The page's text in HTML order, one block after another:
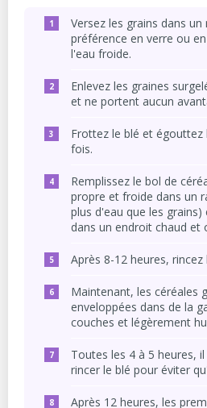
Versez les grains dans un
préférence en verre ou
l'eau froide.
Enlevez les graines
et ne portent aucun
Frottez le blé et égouttez
fois.
Remplissez le bol de
propre et froide dans un
plus d'eau que les
dans un endroit chaud et
Après 8-12 heures, rincez
Maintenant, les céréales
enveloppées dans de la
couches et légèrement
Toutes les 4 à 5 heures,
rincer le blé pour éviter
Après 12 heures, les